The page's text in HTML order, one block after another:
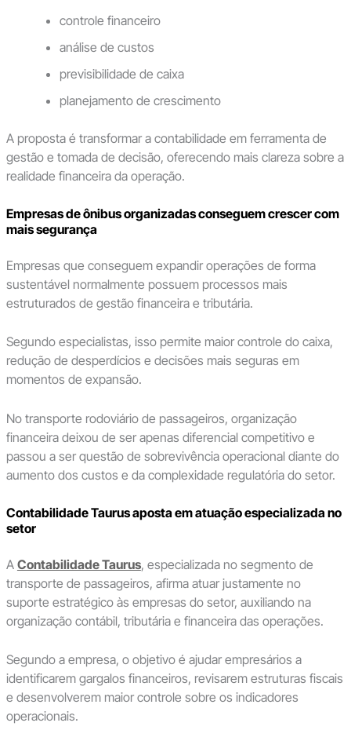
controle financeiro
análise de custos
previsibilidade de caixa
planejamento de crescimento
A proposta é transformar a contabilidade em ferramenta de
gestão e tomada de decisão, oferecendo mais clareza sobre a
realidade financeira da operação.
Empresas de ônibus organizadas conseguem crescer com
mais segurança
Empresas que conseguem expandir operações de forma
sustentável normalmente possuem processos mais
estruturados de gestão financeira e tributária.
Segundo especialistas, isso permite maior controle do caixa,
redução de desperdícios e decisões mais seguras em
momentos de expansão.
No transporte rodoviário de passageiros, organização
financeira deixou de ser apenas diferencial competitivo e
passou a ser questão de sobrevivência operacional diante do
aumento dos custos e da complexidade regulatória do setor.
Contabilidade Taurus aposta em atuação especializada no
setor
A Contabilidade Taurus, especializada no segmento de
transporte de passageiros, afirma atuar justamente no
suporte estratégico às empresas do setor, auxiliando na
organização contábil, tributária e financeira das operações.
Segundo a empresa, o objetivo é ajudar empresários a
identificarem gargalos financeiros, revisarem estruturas fiscais
e desenvolverem maior controle sobre os indicadores
operacionais.